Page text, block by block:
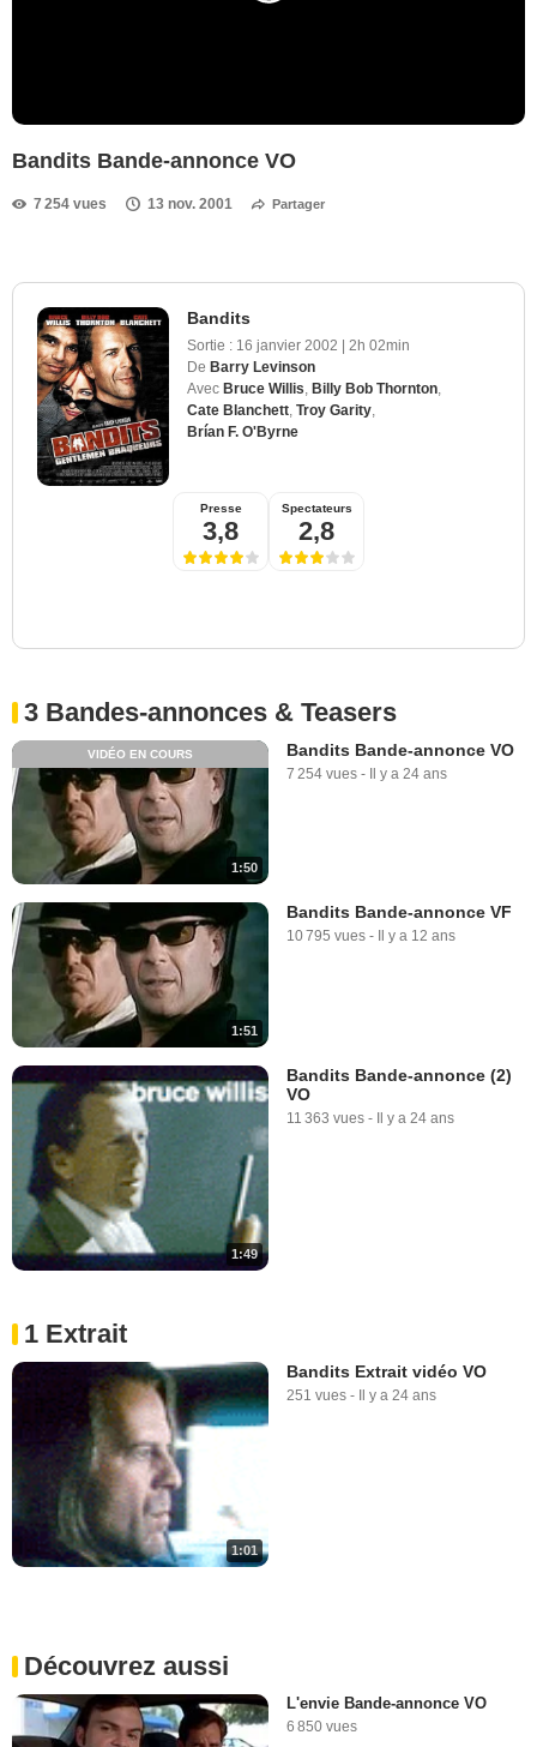
Bandits Bande-annonce VO
7 254 vues 13 nov. 2001 Partager
Bandits
Sortie : 16 janvier 2002 | 2h 02min
De Barry Levinson
Avec Bruce Willis Billy Bob Thornton
Cate Blanchett Troy Garity
Brían F. O'Byrne
Presse
3,8
Spectateurs
2,8
3 Bandes-annonces & Teasers
1:50
VIDÉO EN COURS Bandits Bande-annonce VO
7 254 vues - Il y a 24 ans
1:51
Bandits Bande-annonce VF
10 795 vues - Il y a 12 ans
1:49
Bandits Bande-annonce (2)
VO
11 363 vues - Il y a 24 ans
1 Extrait
1:01
Bandits Extrait vidéo VO
251 vues - Il y a 24 ans
Découvrez aussi
L'envie Bande-annonce VO
6 850 vues